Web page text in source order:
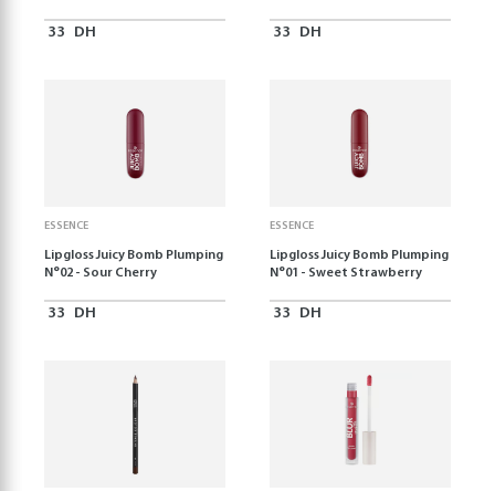
33 DH 33 DH
ESSENCE
Lipgloss Juicy Bomb Plumping
N°02 - Sour Cherry
33 DH
ESSENCE
Lipgloss Juicy Bomb Plumping
N°01 - Sweet Strawberry
33 DH